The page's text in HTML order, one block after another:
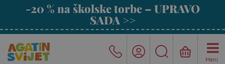
-20 % na školske torbe – UPRAVO
SADA >>
Meni